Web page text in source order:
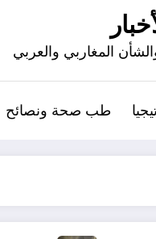
المغاربي والعربي
طب صحة ونصائح